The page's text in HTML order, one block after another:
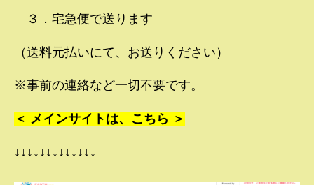
３．宅急便で送ります
（送料元払いにて、お送りください）
※事前の連絡など一切不要です。
＜ メインサイトは、こちら ＞
↓↓↓↓↓↓↓↓↓↓↓↓↓